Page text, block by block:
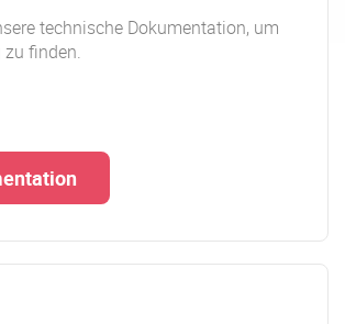
technische Dokumentation, um
zu finden.